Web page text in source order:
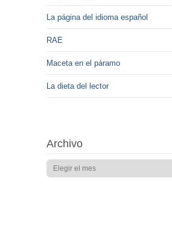
La página del idioma español
RAE
Maceta en el páramo
La dieta del lector
Archivo